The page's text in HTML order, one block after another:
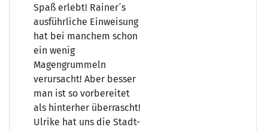
Spaß erlebt! Rainer´s
ausführliche Einweisung
hat bei manchem schon
ein wenig
Magengrummeln
verursacht! Aber besser
man ist so vorbereitet
als hinterher überrascht!
Ulrike hat uns die Stadt-